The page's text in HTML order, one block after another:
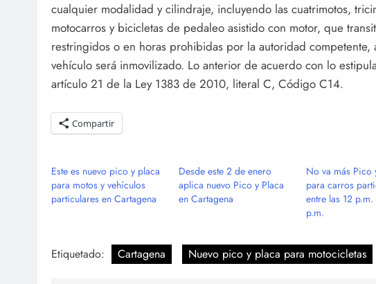
cualquier modalidad y cilindraje, incluyendo las cuatrimotos,
motocarros y bicicletas de pedaleo asistido con motor, que
restringidos o en horas prohibidas por la autoridad competente,
vehículo será inmovilizado. Lo anterior de acuerdo con lo
artículo 21 de la Ley 1383 de 2010, literal C, Código C14.
Compartir
Este es nuevo pico y placa
para motos y vehículos
particulares en Cartagena
Desde este 2 de enero
aplica nuevo Pico y Placa
en Cartagena
No va más Pico
para carros
entre las 12
p.m.
Etiquetado: Cartagena Nuevo pico y placa para motocicletas